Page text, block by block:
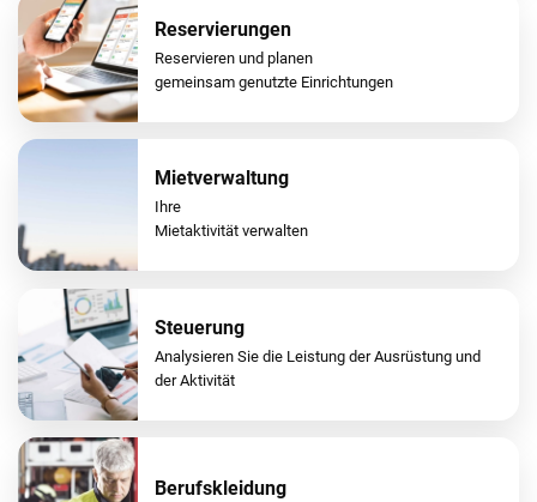
Reservierungen
Reservieren und planen
gemeinsam genutzte Einrichtungen
Mietverwaltung
Ihre
Mietaktivität verwalten
Steuerung
Analysieren Sie die Leistung der Ausrüstung und
der Aktivität
Berufskleidung